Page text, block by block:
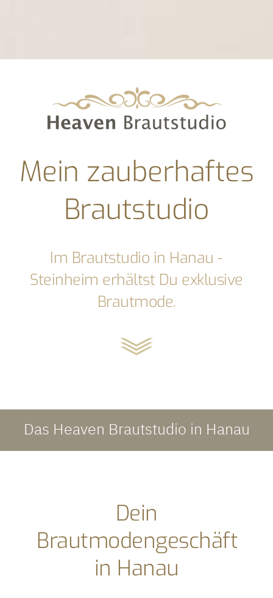
Mein zauberhaftes
Brautstudio
Im Brautstudio in Hanau -
Steinheim erhältst Du exklusive
Brautmode.
Das Heaven Brautstudio in Hanau
Dein
Brautmodengeschäft
in Hanau